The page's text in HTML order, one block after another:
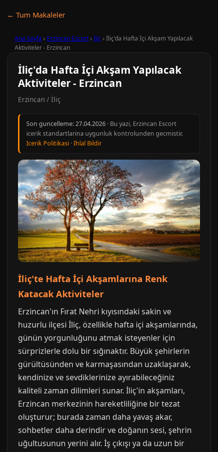
← Tum Makaleler
Ana Sayfa › Erzincan Escort› İliç› İliç'da Hafta İçi Akşam Yapılacak
Aktiviteler - Erzincan
İliç'da Hafta İçi Akşam Yapılacak
Aktiviteler - Erzincan
Erzincan / İliç
Son guncelleme:27.04.2026 · Bu yazi, Erzincan Escort
icerik standartlarina uygunluk kontrolunden gecmistir.
Icerik Politikasi ·Ihlal Bildir
İliç'te Hafta İçi Akşamlarına Renk
Katacak Aktiviteler
Erzincan'ın Fırat Nehri kıyısındaki sakin ve
huzurlu ilçesi İliç, özellikle hafta içi akşamlarında,
günün yorgunluğunu atmak isteyenler için
sürprizlerle dolu bir sığınaktır. Büyük şehirlerin
gürültüsünden ve karmaşasından uzaklaşarak,
kendinize ve sevdiklerinize ayırabileceğiniz
kaliteli zaman dilimleri sunar. İliç'in akşamları,
Erzincan merkezinin hareketliliğine bir tezat
oluşturur; burada zaman daha yavaş akar,
sohbetler daha derindir ve doğanın sesi, şehrin
uğultusunun yerini alır. İş çıkışı ya da uzun bir